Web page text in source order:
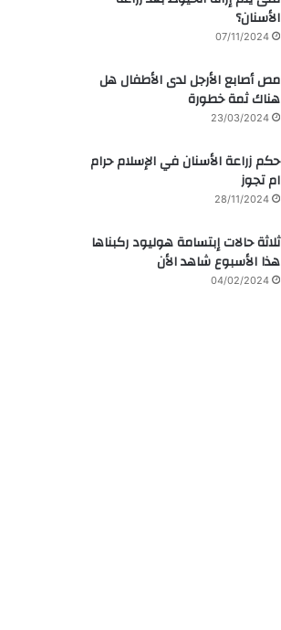
الأسنان؟
07/11/2024
مص أصابع الأرجل لدى الأطفال هل
هناك ثمة خطورة
23/03/2024
حكم زراعة الأسنان في الإسلام حرام
ام تجوز
28/11/2024
ثلاثة حالات إبتسامة هوليود ركبناها
هذا الأسبوع شاهد الأن
04/02/2024